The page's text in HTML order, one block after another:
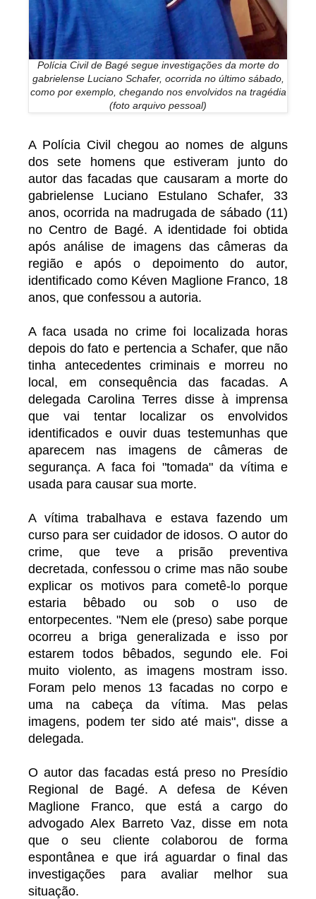
Polícia Civil de Bagé segue investigações da morte do
gabrielense Luciano Schafer, ocorrida no último sábado,
como por exemplo, chegando nos envolvidos na tragédia
(foto arquivo pessoal)
A Polícia Civil chegou ao nomes de alguns
dos sete homens que estiveram junto do
autor das facadas que causaram a morte do
gabrielense Luciano Estulano Schafer, 33
anos, ocorrida na madrugada de sábado (11)
no Centro de Bagé. A identidade foi obtida
após análise de imagens das câmeras da
região e após o depoimento do autor,
identificado como Kéven Maglione Franco, 18
anos, que confessou a autoria.
A faca usada no crime foi localizada horas
depois do fato e pertencia a Schafer, que não
tinha antecedentes criminais e morreu no
local, em consequência das facadas. A
delegada Carolina Terres disse à imprensa
que vai tentar localizar os envolvidos
identificados e ouvir duas testemunhas que
aparecem nas imagens de câmeras de
segurança. A faca foi "tomada" da vítima e
usada para causar sua morte.
A vítima trabalhava e estava fazendo um
curso para ser cuidador de idosos. O autor do
crime, que teve a prisão preventiva
decretada, confessou o crime mas não soube
explicar os motivos para cometê-lo porque
estaria bêbado ou sob o uso de
entorpecentes. "Nem ele (preso) sabe porque
ocorreu a briga generalizada e isso por
estarem todos bêbados, segundo ele. Foi
muito violento, as imagens mostram isso.
Foram pelo menos 13 facadas no corpo e
uma na cabeça da vítima. Mas pelas
imagens, podem ter sido até mais", disse a
delegada.
O autor das facadas está preso no Presídio
Regional de Bagé. A defesa de Kéven
Maglione Franco, que está a cargo do
advogado Alex Barreto Vaz, disse em nota
que o seu cliente colaborou de forma
espontânea e que irá aguardar o final das
investigações para avaliar melhor sua
situação.